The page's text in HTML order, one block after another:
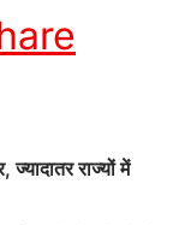
राज्यों में